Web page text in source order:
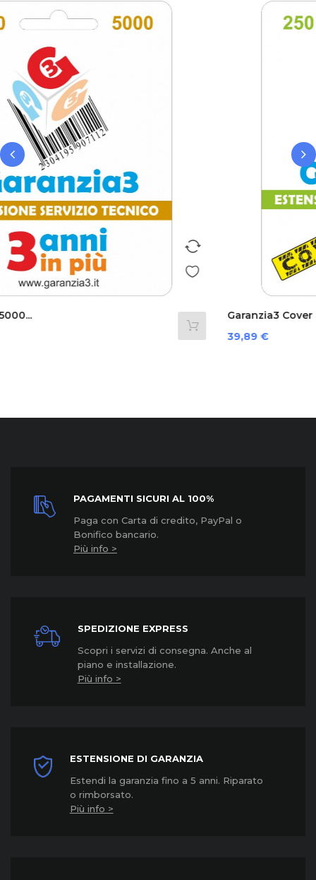
Garanzia3 Cover 12 Mesi...
‹ ›
PAGAMENTI SICURI AL 100%
Paga con Carta di credito, PayPal o
Bonifico bancario.
Più info >
SPEDIZIONE EXPRESS
Scopri i servizi di consegna. Anche al
piano e installazione.
Più info >
ESTENSIONE DI GARANZIA
Estendi la garanzia fino a 5 anni. Riparato
o rimborsato.
Più info >